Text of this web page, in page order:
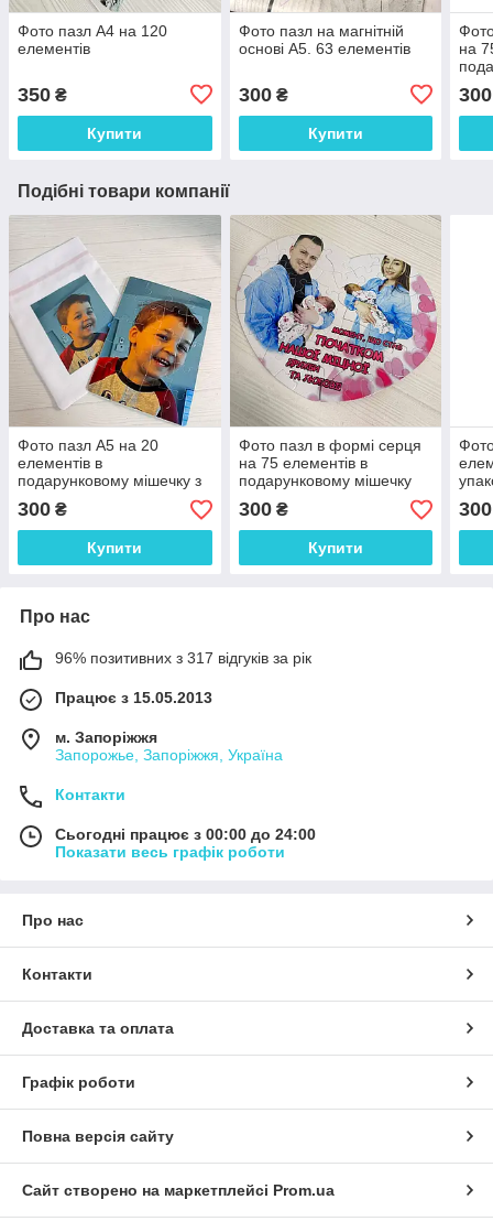
Фото пазл А4 на 120
елементів
350 ₴
Купити
Фото пазл на магнітній
основі А5. 63 елементів
300₴
Купити
на
300
Подібні товари компанії
Фото пазл А5 на 20
елементів в
подарунковому мішечку з
фото
300 ₴
Купити
Фото пазл в формі серця
на 75 елементів в
подарунковому мішечку
300₴
Купити
300
Про нас
96% позитивних з 317 відгуків за рік
Працює з 15.05.2013
м. Запоріжжя
Запорожье, Запоріжжя, Україна
Контакти
Сьогодні працює з 00:00 до 24:00
Показати весь графік роботи
Про нас
Контакти
Доставка та оплата
Графік роботи
Повна версія сайту
Сайт створено на маркетплейсі Prom.ua